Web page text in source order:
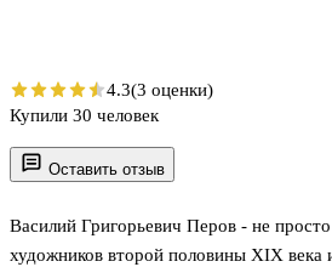
Оставить отзыв
Василий Григорьевич Перов - не
художников второй половины XIX века
4.3(3 оценки)
Купили 30 человек